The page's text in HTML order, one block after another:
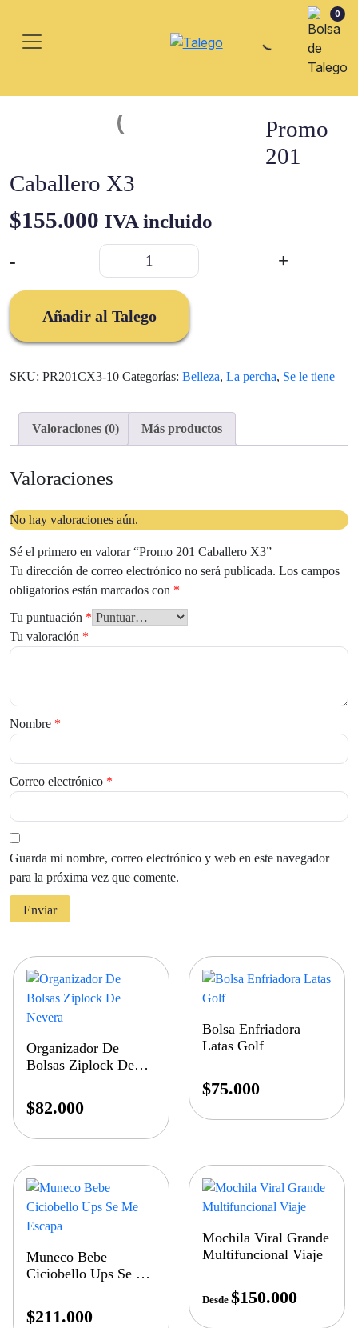
0
Promo
201
Caballero X3
$155.000 IVA incluido
-
Promo
Caballero
cantidad
+
Añadir al Talego
SKU: PR201CX3-10 Categorías: Belleza, La percha, Se le tiene
Valoraciones (0) Más productos
Valoraciones
No hay valoraciones aún.
Sé el primero en valorar “Promo 201 Caballero X3”
Tu dirección de correo electrónico no será publicada. Los campos
obligatorios están marcados con *
Tu puntuación *
Tu valoración *
Nombre *
Correo electrónico *
Guarda mi nombre, correo electrónico y web en este navegador
para la próxima vez que comente.
Organizador De
Bolsas Ziplock De
$82.000
Bolsa Enfriadora
Latas Golf
$75.000
Muneco Bebe
Ciciobello Ups Se Me
$211.000
Mochila Viral Grande
Multifuncional Viaje
Desde$150.000